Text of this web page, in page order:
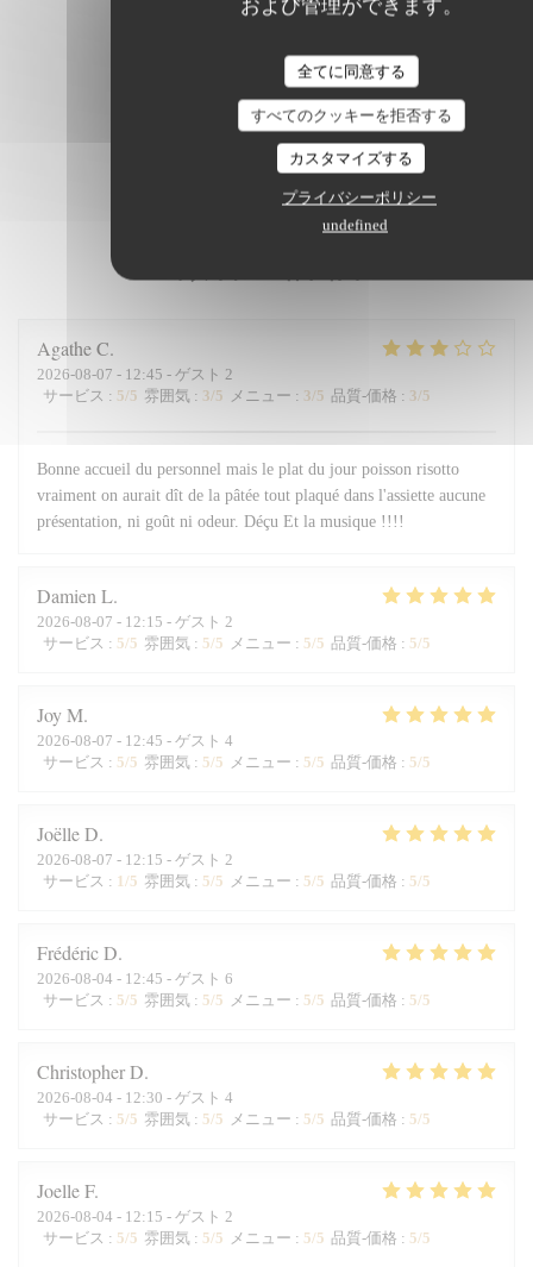
および管理ができます。
全てに同意する
すべてのクッキーを拒否する
カスタマイズする
プライバシーポリシー
undefined
AgatheC
2026-08-07 - 12:45 - ゲスト 2
サービス : 5/5 雰囲気 : 3/5 メニュー : 3/5 品質-価格 : 3/5
Bonne accueil du personnel mais le plat du jour poisson risotto
vraiment on aurait dît de la pâtée tout plaqué dans l'assiette aucune
présentation, ni goût ni odeur. Déçu Et la musique !!!!
Damien L
2026-08-07 - 12:15 - ゲスト 2
サービス : 5/5 雰囲気 : 5/5 メニュー : 5/5 品質-価格 : 5/5
JoyM
2026-08-07 - 12:45 - ゲスト 4
サービス : 5/5 雰囲気 : 5/5 メニュー : 5/5 品質-価格 : 5/5
JoëlleD
2026-08-07 - 12:15 - ゲスト 2
サービス : 1/5 雰囲気 : 5/5 メニュー : 5/5 品質-価格 : 5/5
FrédéricD
2026-08-04 - 12:45 - ゲスト 6
サービス : 5/5 雰囲気 : 5/5 メニュー : 5/5 品質-価格 : 5/5
ChristopherD
2026-08-04 - 12:30 - ゲスト 4
サービス : 5/5 雰囲気 : 5/5 メニュー : 5/5 品質-価格 : 5/5
JoelleF
2026-08-04 - 12:15 - ゲスト 2
サービス : 5/5 雰囲気 : 5/5 メニュー : 5/5 品質-価格 : 5/5